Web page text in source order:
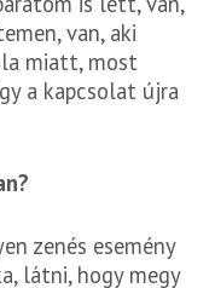
van, aki
miatt, most
a kapcsolat újra
zenés esemény
látni, hogy megy